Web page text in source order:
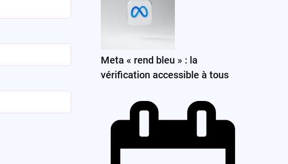
Meta « rend bleu » : la
vérification accessible à tous